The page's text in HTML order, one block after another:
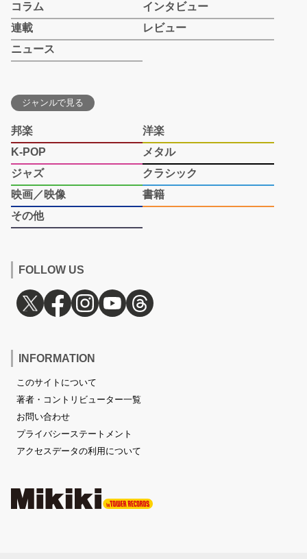
コラム
インタビュー
連載
レビュー
ニュース
ジャンルで見る
邦楽
洋楽
K-POP
メタル
ジャズ
クラシック
映画／映像
書籍
その他
FOLLOW US
INFORMATION
このサイトについて
著者・コントリビューター一覧
お問い合わせ
プライバシーステートメント
アクセスデータの利用について